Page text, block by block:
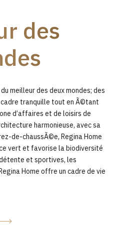
des
meilleur des deux mondes; des
tranquille tout en Ã©tant
d’affaires et de loisirs de
harmonieuse, avec sa
de-chaussÃ©e, Regina Home
vert et favorise la biodiversité
et sportives, les
Home offre un cadre de vie